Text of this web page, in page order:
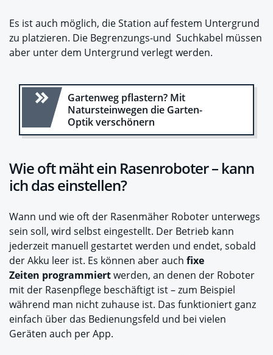
Es ist auch möglich, die Station auf festem Untergrund
zu platzieren. Die Begrenzungs-und Suchkabel müssen
aber unter dem Untergrund verlegt werden.
Gartenweg pflastern? Mit
Natursteinwegen die Garten-
Optik verschönern
Wie oft mäht ein Rasenroboter – kann
ich das einstellen?
Wann und wie oft der Rasenmäher Roboter unterwegs
sein soll, wird selbst eingestellt. Der Betrieb kann
jederzeit manuell gestartet werden und endet, sobald
der Akku leer ist. Es können aber auch fixe
Zeiten programmiertwerden, an denen der Roboter
mit der Rasenpflege beschäftigt ist – zum Beispiel
während man nicht zuhause ist. Das funktioniert ganz
einfach über das Bedienungsfeld und bei vielen
Geräten auch per App.